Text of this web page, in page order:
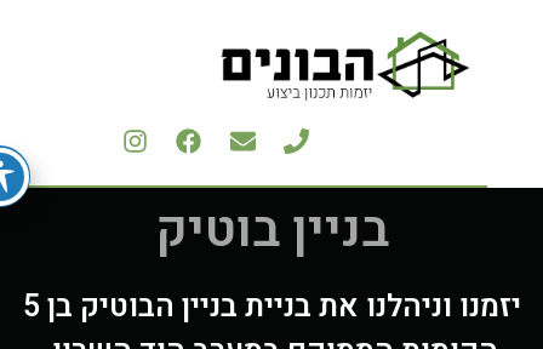
בניין בוטיק
יזמנו וניהלנו את בניית בניין הבוטיק בן 5